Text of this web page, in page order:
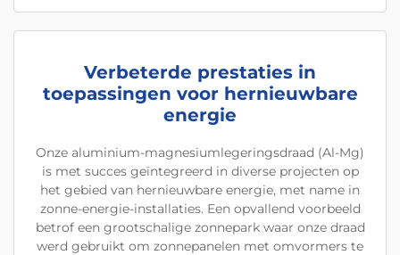
Verbeterde prestaties in
toepassingen voor hernieuwbare
energie
Onze aluminium-magnesiumlegeringsdraad (Al-Mg)
is met succes geïntegreerd in diverse projecten op
het gebied van hernieuwbare energie, met name in
zonne-energie-installaties. Een opvallend voorbeeld
betrof een grootschalige zonnepark waar onze draad
werd gebruikt om zonnepanelen met omvormers te